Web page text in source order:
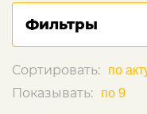
Фильтры
Сортировать:
Показывать: